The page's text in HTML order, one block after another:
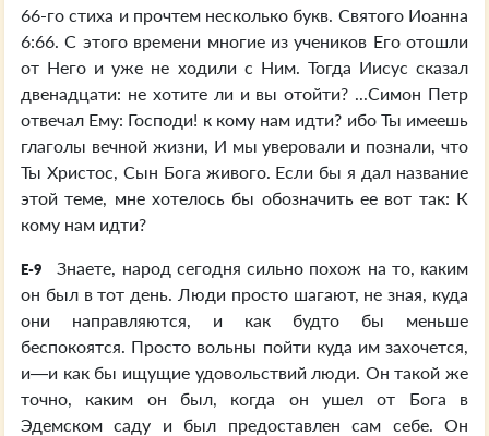
66-го стиха и прочтем несколько букв. Святого Иоанна
6:66. С этого времени многие из учеников Его отошли
от Него и уже не ходили с Ним. Тогда Иисус сказал
двенадцати: не хотите ли и вы отойти? ...Симон Петр
отвечал Ему: Господи! к кому нам идти? ибо Ты имеешь
глаголы вечной жизни, И мы уверовали и познали, что
Ты Христос, Сын Бога живого. Если бы я дал название
этой теме, мне хотелось бы обозначить ее вот так: К
кому нам идти?
E-9
Знаете, народ сегодня сильно похож на то, каким
он был в тот день. Люди просто шагают, не зная, куда
они направляются, и как будто бы меньше
беспокоятся. Просто вольны пойти куда им захочется,
и—и как бы ищущие удовольствий люди. Он такой же
точно, каким он был, когда он ушел от Бога в
Эдемском саду и был предоставлен сам себе. Он